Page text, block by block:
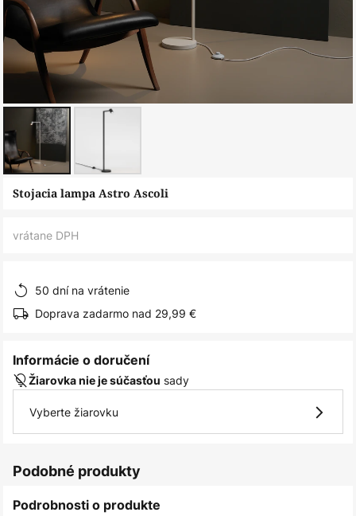
Preskočiť
Stojacia lampa Astro Ascoli
vrátane DPH
50 dní na vrátenie
Doprava zadarmo nad 29,99 €
Informácie o doručení
Žiarovka nie je súčasťou sady
Vyberte žiarovku
Podobné produkty
Podrobnosti o produkte